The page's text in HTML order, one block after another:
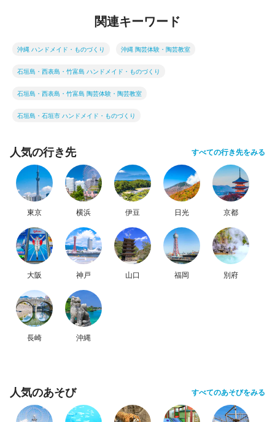
関連キーワード
沖縄 ハンドメイド・ものづくり 沖縄 陶芸体験・陶芸教室
石垣島・西表島・竹富島 ハンドメイド・ものづくり
石垣島・西表島・竹富島 陶芸体験・陶芸教室
石垣島・石垣市 ハンドメイド・ものづくり
人気の行き先 すべての行き先をみる
東京 横浜 伊豆 日光 京都
大阪 神戸 山口 福岡 別府
長崎 沖縄
人気のあそび すべてのあそびをみる